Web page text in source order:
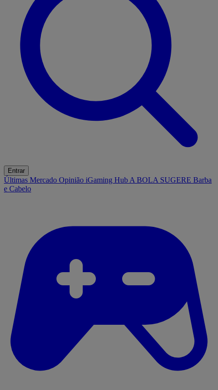
Entrar
Últimas Mercado Opinião iGaming Hub A BOLA SUGERE Barba
e Cabelo